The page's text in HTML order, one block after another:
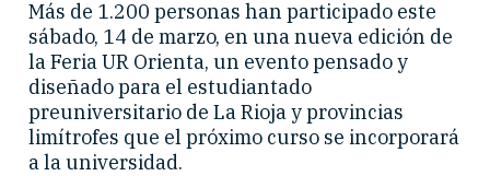
Más de 1.200 personas han participado este
sábado, 14 de marzo, en una nueva edición de
la Feria UR Orienta, un evento pensado y
diseñado para el estudiantado
preuniversitario de La Rioja y provincias
limítrofes que el próximo curso se incorporará
a la universidad.